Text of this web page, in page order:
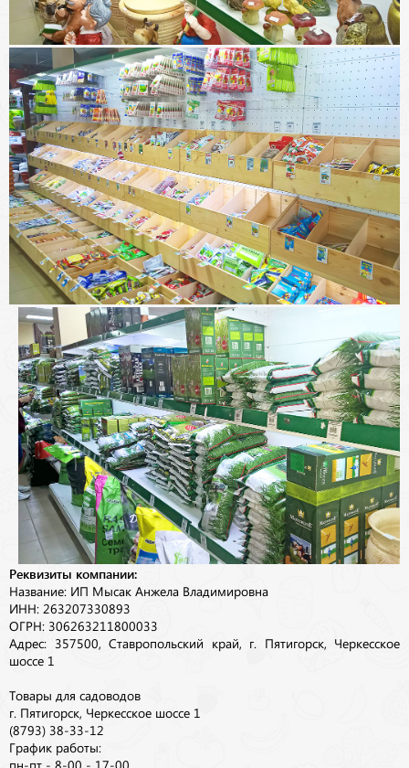
Реквизиты компании:
Название: ИП Мысак Анжела Владимировна
ИНН: 263207330893
ОГРН: 306263211800033
Адрес: 357500, Ставропольский край, г. Пятигорск, Черкесское
шоссе 1
Товары для садоводов
г. Пятигорск, Черкесское шоссе 1
(8793) 38-33-12
График работы:
пн-пт - 8-00 - 17-00